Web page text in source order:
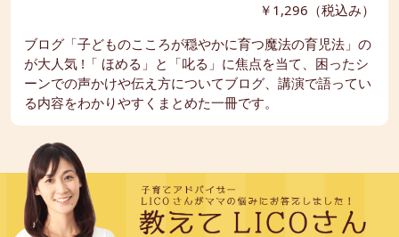
￥1,296（税込み）
ブログ「子どものこころが穏やかに育つ魔法の育児法」の
が大人気 !「 ほめる」と「叱る」に焦点を当て、困ったシ
ーンでの声かけや伝え方についてブログ、講演で語ってい
る内容をわかりやすくまとめた一冊です。